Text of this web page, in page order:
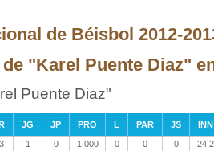
de Béisbol 2012-
"Karel Puente Diaz"
Puente Diaz"
JG JP PRO L PAR JS INN
1 0 1.000 0 0 0 24.2